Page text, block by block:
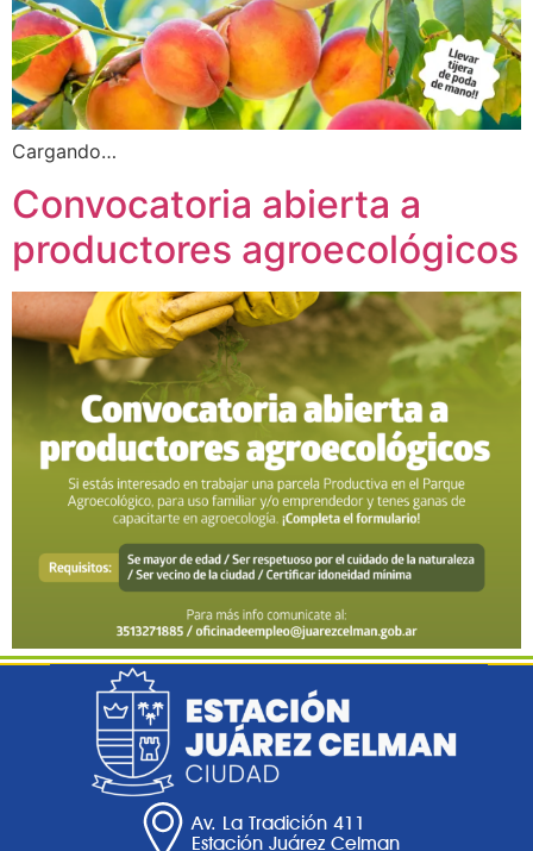
Cargando…
Convocatoria abierta a
productores agroecológicos
Av. La Tradición 411
Estación Juárez Celman